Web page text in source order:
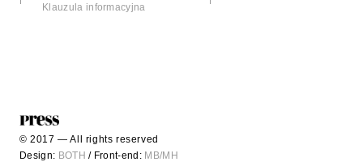
Klauzula informacyjna
Design: BOTH / Front-end: MB/MH
© 2017 — All rights reserved